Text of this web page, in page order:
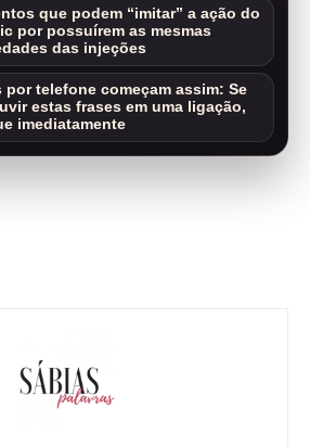
que podem “imitar” a ação do
por possuírem as mesmas
das injeções
por telefone começam assim: Se
estas frases em uma ligação,
imediatamente